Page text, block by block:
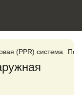
(PPR) система